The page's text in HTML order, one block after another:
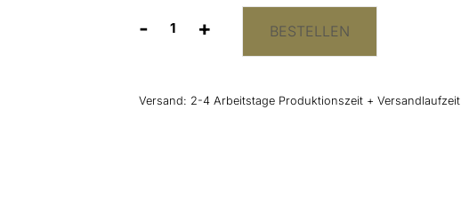
-
Hochzeitsfächer
+ BESTELLEN
Versand: 2-4 Arbeitstage Produktionszeit + Versandlaufzeit